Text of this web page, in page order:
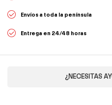
Envíos a toda la península
Entrega en 24/48 horas
¿NECESITAS